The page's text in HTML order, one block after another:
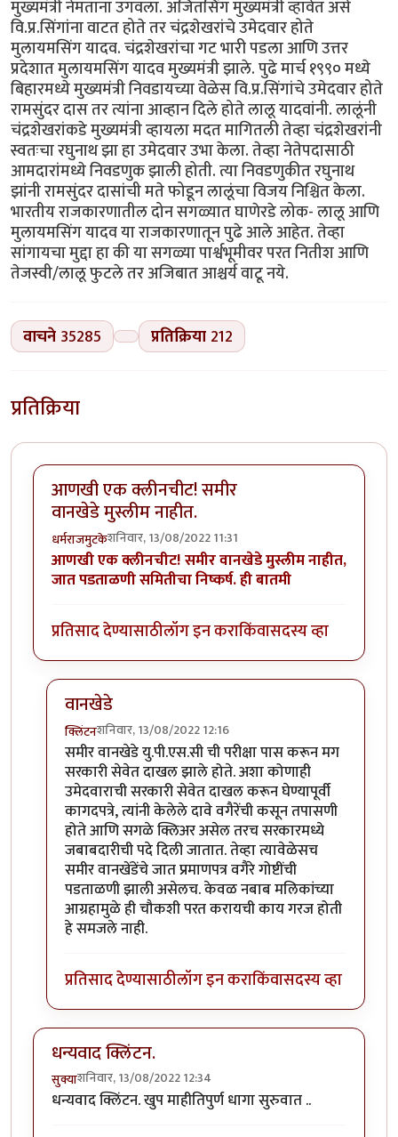
मुख्यमंत्री नेमताना उगवला. अजितसिंग मुख्यमंत्री व्हावेत असे
वि.प्र.सिंगांना वाटत होते तर चंद्रशेखरांचे उमेदवार होते
मुलायमसिंग यादव. चंद्रशेखरांचा गट भारी पडला आणि उत्तर
प्रदेशात मुलायमसिंग यादव मुख्यमंत्री झाले. पुढे मार्च १९९० मध्ये
बिहारमध्ये मुख्यमंत्री निवडायच्या वेळेस वि.प्र.सिंगांचे उमेदवार होते
रामसुंदर दास तर त्यांना आव्हान दिले होते लालू यादवांनी. लालूंनी
चंद्रशेखरांकडे मुख्यमंत्री व्हायला मदत मागितली तेव्हा चंद्रशेखरांनी
स्वतःचा रघुनाथ झा हा उमेदवार उभा केला. तेव्हा नेतेपदासाठी
आमदारांमध्ये निवडणुक झाली होती. त्या निवडणुकीत रघुनाथ
झांनी रामसुंदर दासांची मते फोडून लालूंचा विजय निश्चित केला.
भारतीय राजकारणातील दोन सगळ्यात घाणेरडे लोक- लालू आणि
मुलायमसिंग यादव या राजकारणातून पुढे आले आहेत. तेव्हा
सांगायचा मुद्दा हा की या सगळ्या पार्श्वभूमीवर परत नितीश आणि
तेजस्वी/लालू फुटले तर अजिबात आश्चर्य वाटू नये.
वाचने 35285 प्रतिक्रिया 212
प्रतिक्रिया
आणखी एक क्लीनचीट! समीर
वानखेडे मुस्लीम नाहीत.
धर्मराजमुटकेशनिवार, 13/08/2022 11:31
आणखी एक क्लीनचीट! समीर वानखेडे मुस्लीम नाहीत,
जात पडताळणी समितीचा निष्कर्ष. ही बातमी
प्रतिसाद देण्यासाठीलॉग इन कराकिंवासदस्य व्हा
वानखेडे
क्लिंटनशनिवार, 13/08/2022 12:16
In reply toआणखी एक क्लीनचीट! समीर वानखेडे मुस्लीम
समीर वानखेडे यु.पी.एस.सी ची परीक्षा पास करून मग
सरकारी सेवेत दाखल झाले होते. अशा कोणाही
उमेदवाराची सरकारी सेवेत दाखल करून घेण्यापूर्वी
कागदपत्रे, त्यांनी केलेले दावे वगैरेंची कसून तपासणी
होते आणि सगळे क्लिअर असेल तरच सरकारमध्ये
जबाबदारीची पदे दिली जातात. तेव्हा त्यावेळेसच
समीर वानखेंडेंचे जात प्रमाणपत्र वगैरे गोष्टींची
पडताळणी झाली असेलच. केवळ नबाब मलिकांच्या
आग्रहामुळे ही चौकशी परत करायची काय गरज होती
हे समजले नाही.
प्रतिसाद देण्यासाठीलॉग इन कराकिंवासदस्य व्हा
धन्यवाद क्लिंटन.
सुक्याशनिवार, 13/08/2022 12:34
धन्यवाद क्लिंटन. खुप माहीतिपुर्ण धागा सुरुवात ..